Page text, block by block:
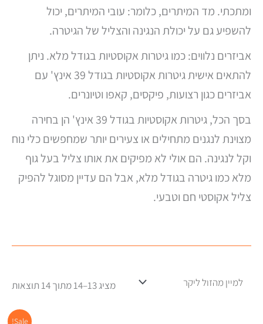
ומתכתי. מד המיתרים, כלומר: עובי המיתרים, יכול
להשפיע גם על יכולת הנגינה והצליל של הגיטרה.
אביזרים נלווים: כמו גיטרות אקוסטיות בגודל מלא. ניתן
להתאים אישית גיטרות אקוסטיות בגודל 39 אינץ' עם
אביזרים כגון רצועות, פיקסים, קאפו וטיונרים.
בסך הכל, גיטרות אקוסטיות בגודל 39 אינץ' הן בחירה
מצוינת לנגנים מתחילים או צעירים יותר שמחפשים כלי נוח
וקל לנגינה. הם אולי לא מפיקים את אותו צליל בעל גוף
מלא כמו גיטרה בגודל מלא, אבל הם עדיין מסוגל להפיק
צליל אקוסטי חם וטבעי.
מציג 13–14 מתוך 14 תוצאות
Sale!המחיר